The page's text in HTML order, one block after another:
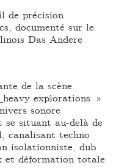
de précision
documenté sur le
Das Andere
de la scène
explorations »
sonore
situant au-delà de
canalisant techno
isolationniste, dub
et déformation totale